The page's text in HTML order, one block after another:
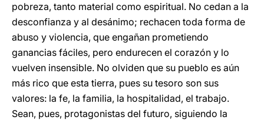
pobreza, tanto material como espiritual. No cedan a la
desconfianza y al desánimo; rechacen toda forma de
abuso y violencia, que engañan prometiendo
ganancias fáciles, pero endurecen el corazón y lo
vuelven insensible. No olviden que su pueblo es aún
más rico que esta tierra, pues su tesoro son sus
valores: la fe, la familia, la hospitalidad, el trabajo.
Sean, pues, protagonistas del futuro, siguiendo la